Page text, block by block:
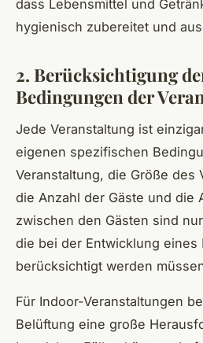
dass Lebensmittel und
hygienisch zubereitet und
2. Berücksichtigung
Bedingungen der
Jede Veranstaltung ist
eigenen spezifischen
Veranstaltung, die Größe des
die Anzahl der Gäste und die
zwischen den Gästen sind
die bei der Entwicklung eines
berücksichtigt werden
Für Indoor-Veranstaltungen
Belüftung eine große